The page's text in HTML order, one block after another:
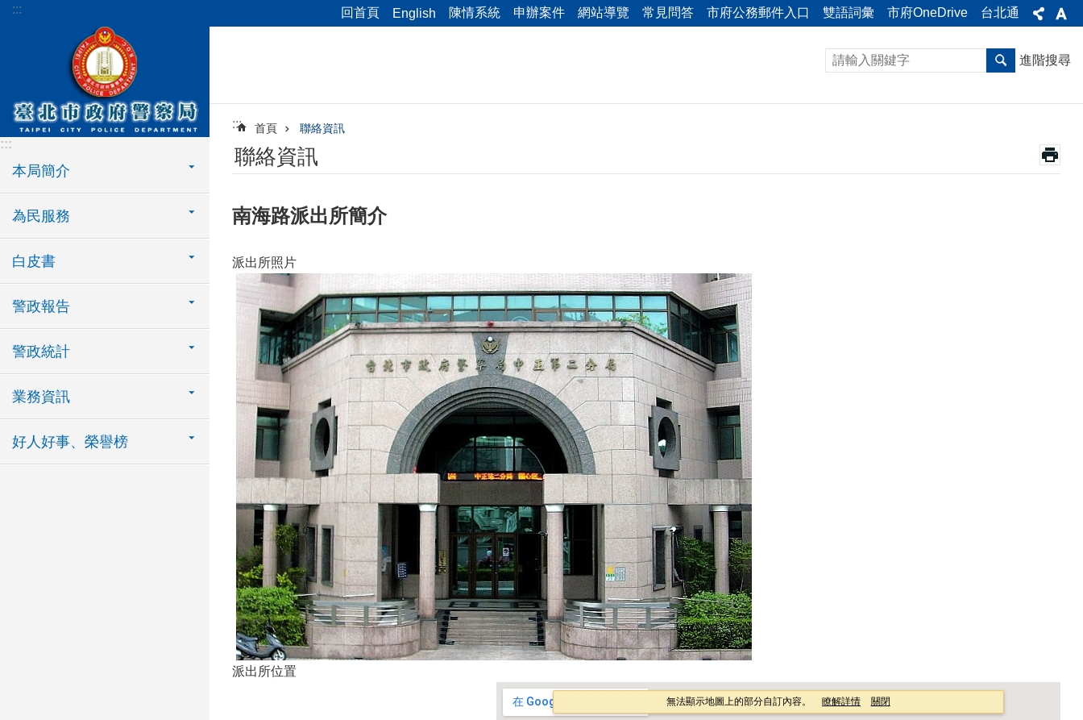
跳到主要內容區塊
::: 回首頁 English 陳情系統 申辦案件 網站導覽 常見問答 市府公務郵件入口 雙語詞彙 市府OneDrive 台北通
:::
本局簡介
為民服務
白皮書
警政報告
警政統計
業務資訊
好人好事、榮譽榜
進階搜尋
::: 首頁 聯絡資訊
聯絡資訊
南海路派出所簡介
派出所照片
派出所位置